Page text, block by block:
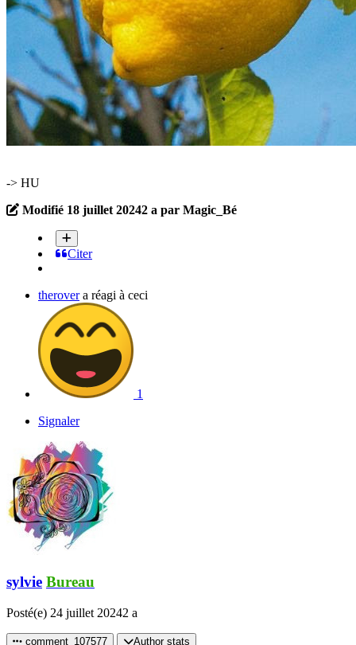
-> HU
Modifié 18 juillet 20242 a par Magic_Bé
Citer
therovera réagi à ceci
1
Signaler
sylvie Bureau
Posté(e) 24 juillet 20242 a
comment_107577 Author stats